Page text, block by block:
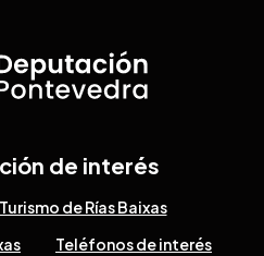
de interés
de Rías Baixas
Teléfonos de interés